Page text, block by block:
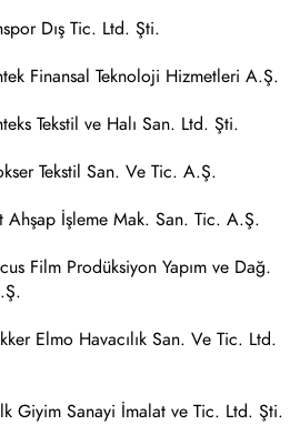
Dış Tic. Ltd. Şti.
Finansal Teknoloji Hizmetleri A.Ş.
Tekstil ve Halı San. Ltd. Şti.
Tekstil San. Ve Tic. A.Ş.
Ahşap İşleme Mak. San. Tic. A.Ş.
Film Prodüksiyon Yapım ve Dağ.
Elmo Havacılık San. Ve Tic. Ltd.
Giyim Sanayi İmalat ve Tic. Ltd. Şti.